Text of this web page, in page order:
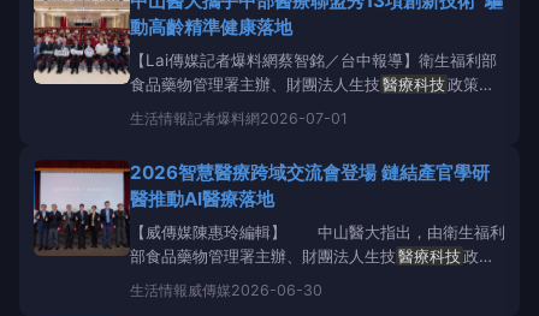
策，吸引產官學研醫界超過150位代表齊聚。透過主題
演講、
動高齡精準健康落地
【Lai傳媒記者爆料網蔡智銘／台中報導】衛生福利部
食品藥物管理署主辦、財團法人生技醫療科技政策研
究中心承辦、中山醫學大學與中興大學協辦的「2026
智慧醫療產業跨域鏈結交流會」6月30日登場。活動聚
灣」政策，吸引產官學研醫界超過150位代表齊聚。透
過
生活情報記者爆料網2026-07-01
2026智慧醫療跨域交流會登場 鏈結產官學研
醫推動AI醫療落地
【威傳媒陳惠玲編輯】 中山醫大指出，由衛生福利
部食品藥物管理署主辦、財團法人生技醫療科技政策
研究中心承辦、中山醫學大學與中興大學協辦的
「2026智慧醫療產業跨域鏈結交流會」今（30）日登
生活情報威傳媒2026-06-30